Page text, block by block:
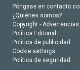
Póngase en contacto
¿Quiénes somos?
Copyright - Advertencias
Política Editorial
Política de publicidad
Cookie settings
Política de seguridad